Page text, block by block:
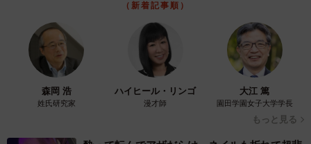
（新着記事順）
森岡 浩
姓氏研究家
ハイヒール・リンゴ
漫才師
大江 篤
園田学園女子大学学長
もっと見る